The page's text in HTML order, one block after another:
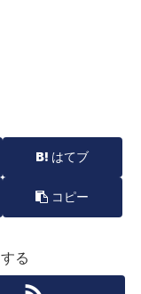
はてブ
コピー
る